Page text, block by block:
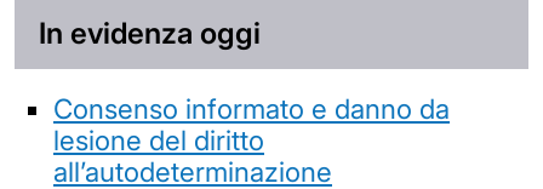
In evidenza oggi
Consenso informato e danno da
lesione del diritto
all’autodeterminazione